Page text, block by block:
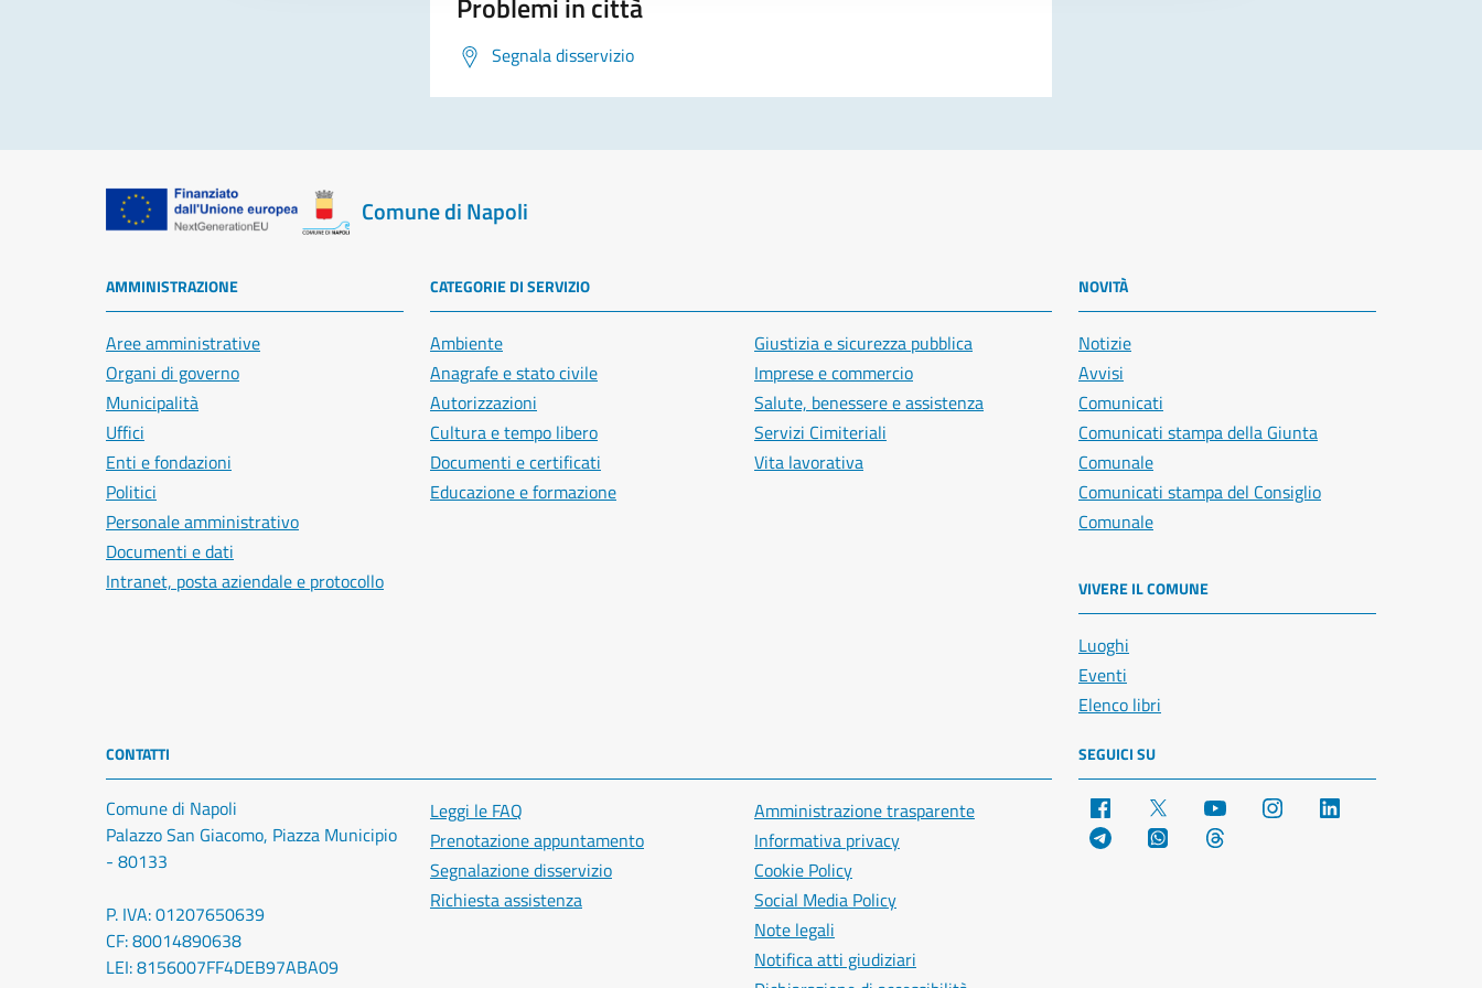
Segnala disservizio
Comune di Napoli
AMMINISTRAZIONE
Aree amministrative
Organi di governo
Municipalità
Uffici
Enti e fondazioni
Politici
Personale amministrativo
Documenti e dati
Intranet, posta aziendale e protocollo
CATEGORIE DI SERVIZIO
Ambiente
Anagrafe e stato civile
Autorizzazioni
Cultura e tempo libero
Documenti e certificati
Educazione e formazione
Giustizia e sicurezza pubblica
Imprese e commercio
Salute, benessere e assistenza
Servizi Cimiteriali
Vita lavorativa
NOVITÀ
Notizie
Avvisi
Comunicati
Comunicati stampa della Giunta
Comunale
Comunicati stampa del Consiglio
Comunale
VIVERE IL COMUNE
Luoghi
Eventi
Elenco libri
CONTATTI
Comune di Napoli
Palazzo San Giacomo, Piazza Municipio
- 80133
P. IVA: 01207650639
CF: 80014890638
LEI: 8156007FF4DEB97ABA09
Leggi le FAQ
Prenotazione appuntamento
Segnalazione disservizio
Richiesta assistenza
Amministrazione trasparente
Informativa privacy
Cookie Policy
Social Media Policy
Note legali
Notifica atti giudiziari
SEGUICI SU
Facebook YouTube Instagram
Telegram WhatsApp